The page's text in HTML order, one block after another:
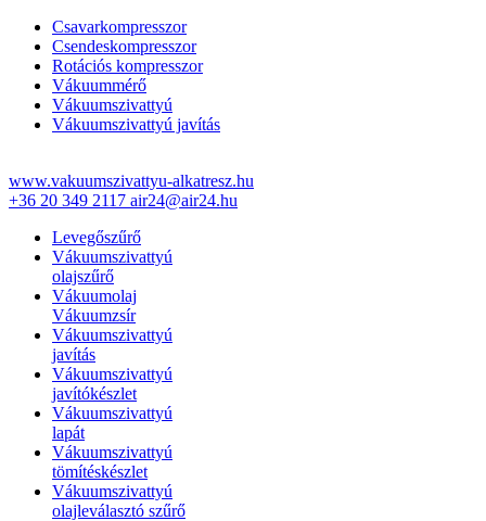
Csavarkompresszor
Csendeskompresszor
Rotációs kompresszor
Vákuummérő
Vákuumszivattyú
Vákuumszivattyú javítás
www.vakuumszivattyu-alkatresz.hu
+36 20 349 2117 air24@air24.hu
Levegőszűrő
Vákuumszivattyú
olajszűrő
Vákuumolaj
Vákuumzsír
Vákuumszivattyú
javítás
Vákuumszivattyú
javítókészlet
Vákuumszivattyú
lapát
Vákuumszivattyú
tömítéskészlet
Vákuumszivattyú
olajleválasztó szűrő